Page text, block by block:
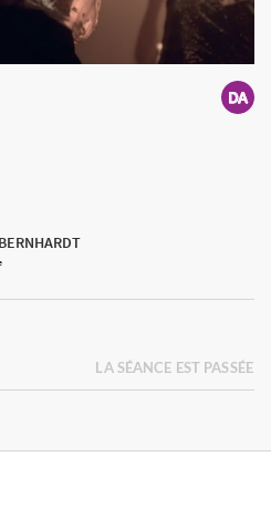
LA SÉANCE EST PASSÉE